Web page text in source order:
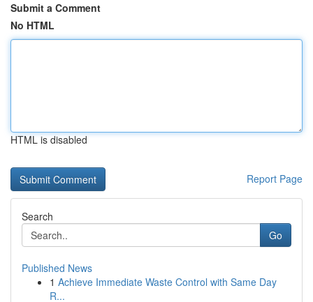
Submit a Comment
No HTML
HTML is disabled
Report Page
Search
Go
Published News
1 Achieve Immediate Waste Control with Same Day
R...